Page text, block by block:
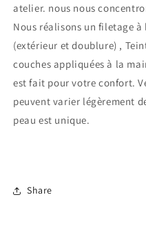
atelier. nous nous
Nous réalisons un filetage
(extérieur et doublure) ,
couches appliquées à la
est fait pour votre confort.
peuvent varier légèrement
peau est unique.
Share
produits à votre liste
articles précédemment